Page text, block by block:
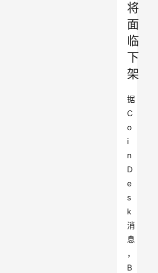
将
面
临
下
架
据
C
o
i
n
D
e
s
k
消
息
，
B